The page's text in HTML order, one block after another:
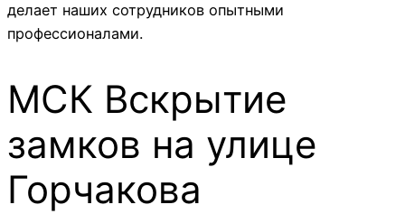
делает наших сотрудников опытными
профессионалами.
МСК Вскрытие
замков на улице
Горчакова